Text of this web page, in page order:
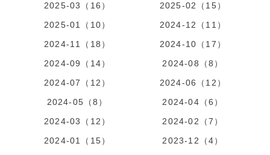
2025-03（16）
2025-02（15）
2025-01（10）
2024-12（11）
2024-11（18）
2024-10（17）
2024-09（14）
2024-08（8）
2024-07（12）
2024-06（12）
2024-05（8）
2024-04（6）
2024-03（12）
2024-02（7）
2024-01（15）
2023-12（4）